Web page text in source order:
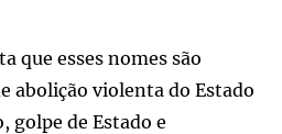
que esses nomes são
abolição violenta do Estado
golpe de Estado e